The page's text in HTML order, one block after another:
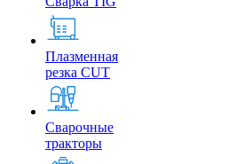
Плазменная
резка CUT
Сварочные
тракторы